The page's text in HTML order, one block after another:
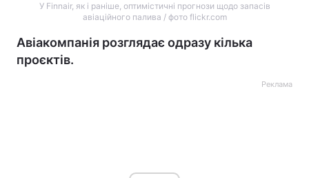
У Finnair, як і раніше, оптимістичні прогнози щодо запасів
авіаційного палива / фото flickr.com
Авіакомпанія розглядає одразу кілька
проєктів.
Реклама